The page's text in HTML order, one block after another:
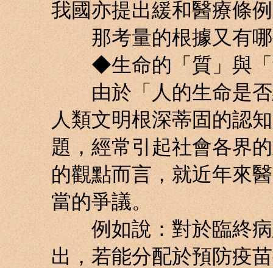
我國亦提出緩和醫療條
那考量的根據又有哪
◆生命的「質」與「
由於「人的生命是否
人類文明根深蒂固的認
題，經常引起社會各界
的觀點而言，就近年來
當的爭議。
例如說：對於臨終病
出，若能分配於預防疫